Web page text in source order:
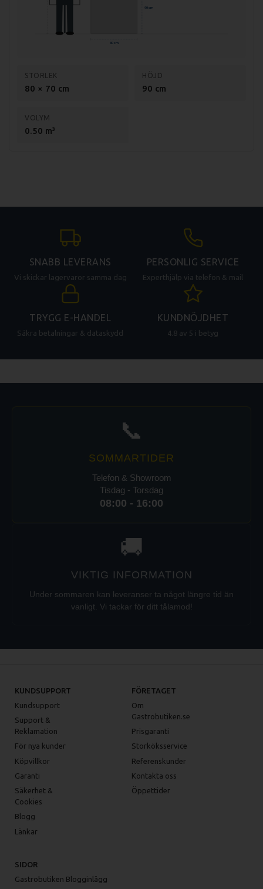
90 cm
80 cm
STORLEK
80 × 70 cm
HÖJD
90 cm
VOLYM
0.50 m³
SNABB LEVERANS
Vi skickar lagervaror samma dag
PERSONLIG SERVICE
Experthjälp via telefon & mail
TRYGG E-HANDEL
Säkra betalningar & dataskydd
KUNDNÖJDHET
4.8 av 5 i betyg
📞
SOMMARTIDER
Telefon & Showroom
Tisdag - Torsdag
08:00 - 16:00
🚚
VIKTIG INFORMATION
Under sommaren kan leveranser ta något längre tid än
vanligt. Vi tackar för ditt tålamod!
KUNDSUPPORT
Kundsupport
Support &
Reklamation
För nya kunder
Köpvillkor
Garanti
Säkerhet &
Cookies
Blogg
Länkar
FÖRETAGET
Om
Gastrobutiken.se
Prisgaranti
Storköksservice
Referenskunder
Kontakta oss
Öppettider
SIDOR
Gastrobutiken Blogginlägg